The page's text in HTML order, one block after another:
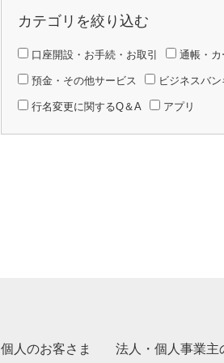
カテゴリを絞り込む
口座開設・お手続・お取引 通帳・カ
預金・その他サービス ビジネスバ
行名変更に関するQ＆A アプリ
個人のお客さま 法人・個人事業主